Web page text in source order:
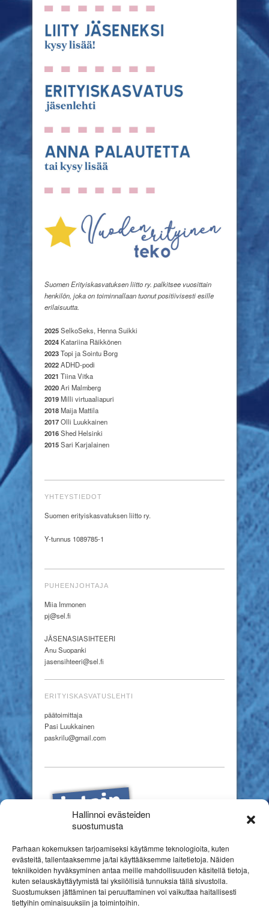
Hallinnoi evästeiden
suostumusta
Parhaan kokemuksen tarjoamiseksi käytämme teknologioita, kuten
evästeitä, tallentaaksemme ja/tai käyttääksemme laitetietoja. Näiden
tekniikoiden hyväksyminen antaa meille mahdollisuuden käsitellä tietoja,
kuten selauskäyttäytymistä tai yksilöllisiä tunnuksia tällä sivustolla.
Suostumuksen jättäminen tai peruuttaminen voi vaikuttaa haitallisesti
tiettyihin ominaisuuksiin ja toimintoihin.
Suomen Erityiskasvatuksen liitto ry. palkitsee vuosittain
henkilön, joka on toiminnallaan tuonut positiivisesti esille
erilaisuutta.
2025SelkoSeks, Henna Suikki
2024 Katariina Räikkönen
2023Topi ja Sointu Borg
2022ADHD-podi
2021 Tiina Vitka
2020Ari Malmberg
2019Milli virtuaaliapuri
2018Maija Mattila
2017Olli Luukkainen
2016Shed Helsinki
2015Sari Karjalainen
YHTEYSTIEDOT
Suomen erityiskasvatuksen liitto ry.
Y-tunnus 1089785-1
PUHEENJOHTAJA
Miia Immonen
pj@sel.fi
JÄSENASIASIHTEERI
Anu Suopanki
jasensihteeri@sel.fi
ERITYISKASVATUSLEHTI
päätoimittaja
Pasi Luukkainen
paskrilu@gmail.com